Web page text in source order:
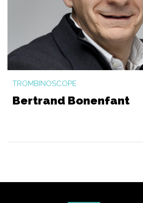
TROMBINOSCOPE
Bertrand Bonenfant